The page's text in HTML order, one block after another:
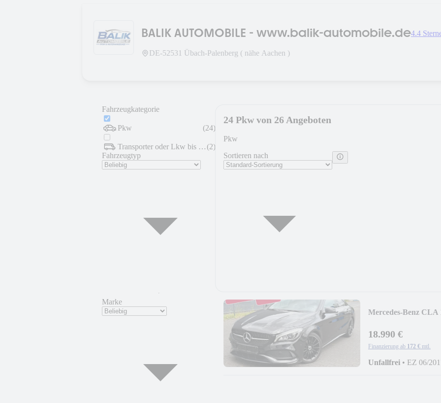
BALIK AUTOMOBILE - www.balik-automobile.de4.4
DE-52531 Übach-Palenberg ( nähe Aachen )
Fahrzeugkategorie
Pkw (24)
Transporter oder Lkw bis 7,5 t (2)
Fahrzeugtyp
Marke
24 Pkw von 26 Angeboten
Pkw
Sortieren nach
Mercedes-Benz
18.990 €
Finanzierung ab 172 € mtl.
Unfallfrei • EZ 06/